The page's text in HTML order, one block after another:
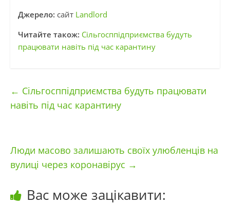
Джерело: сайт Landlord
Читайте також: Сільгосппідприємства будуть
працювати навіть під час карантину
← Сільгосппідприємства будуть працювати
навіть під час карантину
Люди масово залишають своїх улюбленців на
вулиці через коронавірус →
Вас може зацікавити: